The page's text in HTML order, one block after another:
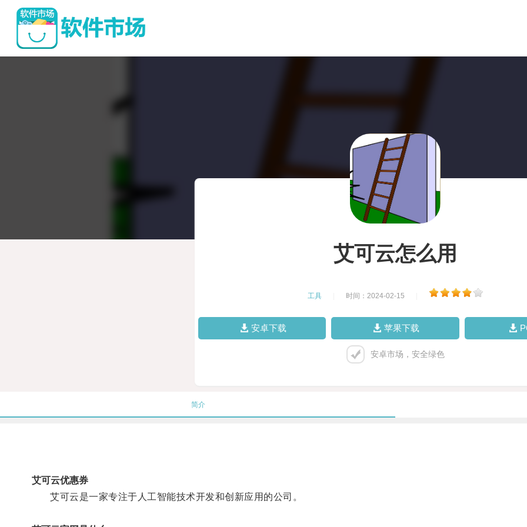
艾可云怎么用
工具 时间：2024-02-15
安卓下载 苹果下载
安卓市场，安全绿色
简介
艾可云优惠券
艾可云是一家专注于人工智能技术开发和创新应用的公司。